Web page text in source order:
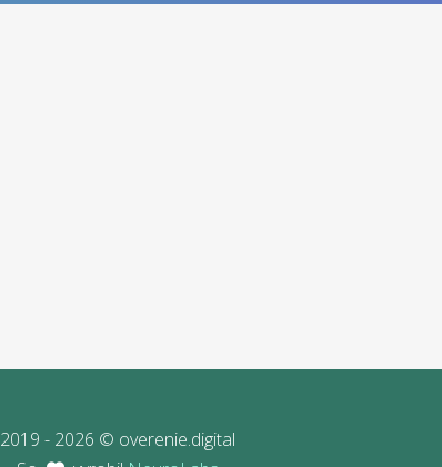
2019 - 2026 © overenie.digital